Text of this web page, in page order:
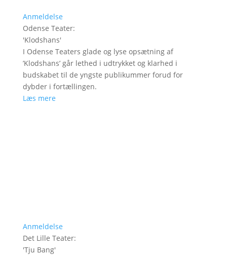
Anmeldelse
Odense Teater:
'Klodshans'
I Odense Teaters glade og lyse opsætning af
’Klodshans’ går lethed i udtrykket og klarhed i
budskabet til de yngste publikummer forud for
dybder i fortællingen.
Læs mere
Anmeldelse
Det Lille Teater:
'Tju Bang'